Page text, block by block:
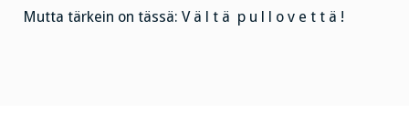
Mutta tärkein on tässä: V ä l t ä p u l l o v e t t ä !